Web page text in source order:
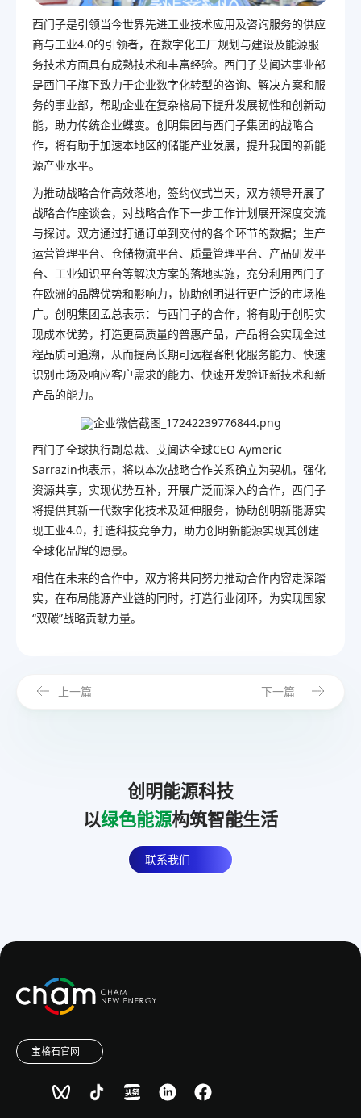
西门子是引领当今世界先进工业技术应用及咨询服务的供应
商与工业4.0的引领者，在数字化工厂规划与建设及能源服
务技术方面具有成熟技术和丰富经验。西门子艾闻达事业部
是西门子旗下致力于企业数字化转型的咨询、解决方案和服
务的事业部，帮助企业在复杂格局下提升发展韧性和创新动
能，助力传统企业蝶变。创明集团与西门子集团的战略合
作，将有助于加速本地区的储能产业发展，提升我国的新能
源产业水平。
为推动战略合作高效落地，签约仪式当天，双方领导开展了
战略合作座谈会，对战略合作下一步工作计划展开深度交流
与探讨。双方通过打通订单到交付的各个环节的数据；生产
运营管理平台、仓储物流平台、质量管理平台、产品研发平
台、工业知识平台等解决方案的落地实施，充分利用西门子
在欧洲的品牌优势和影响力，协助创明进行更广泛的市场推
广。创明集团孟总表示：与西门子的合作，将有助于创明实
现成本优势，打造更高质量的普惠产品，产品将会实现全过
程品质可追溯，从而提高长期可远程客制化服务能力、快速
识别市场及响应客户需求的能力、快速开发验证新技术和新
产品的能力。
西门子全球执行副总裁、艾闻达全球CEO Aymeric
Sarrazin也表示，将以本次战略合作关系确立为契机，强化
资源共享，实现优势互补，开展广泛而深入的合作，西门子
将提供其新一代数字化技术及延伸服务，协助创明新能源实
现工业4.0，打造科技竞争力，助力创明新能源实现其创建
全球化品牌的愿景。
相信在未来的合作中，双方将共同努力推动合作内容走深踏
实，在布局能源产业链的同时，打造行业闭环，为实现国家
“双碳”战略贡献力量。
上一篇 下一篇
创明能源科技
以绿色能源构筑智能生活
联系我们
宝格石官网